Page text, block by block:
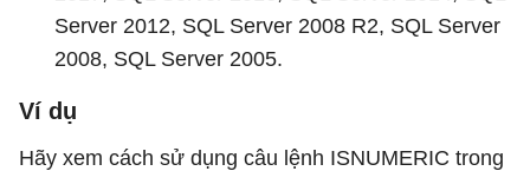
Server 2012, SQL Server 2008 R2, SQL Server
2008, SQL Server 2005.
Ví dụ
Hãy xem cách sử dụng câu lệnh ISNUMERIC trong